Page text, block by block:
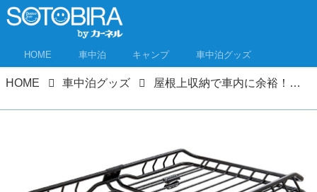
HOME 車中泊 キャンプ 車中泊グッズ
HOME 車中泊グッズ 屋根上収納で車内に余裕！ルーフボックス＆ルーフラックおすすめ11選＋α！